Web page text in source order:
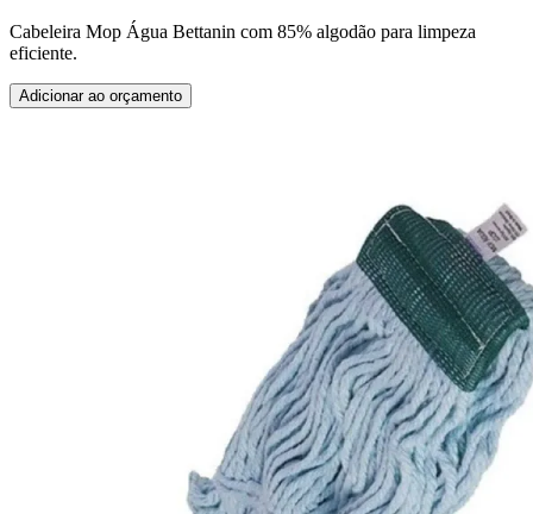
Cabeleira Mop Água Bettanin com 85% algodão para limpeza
eficiente.
Adicionar ao orçamento